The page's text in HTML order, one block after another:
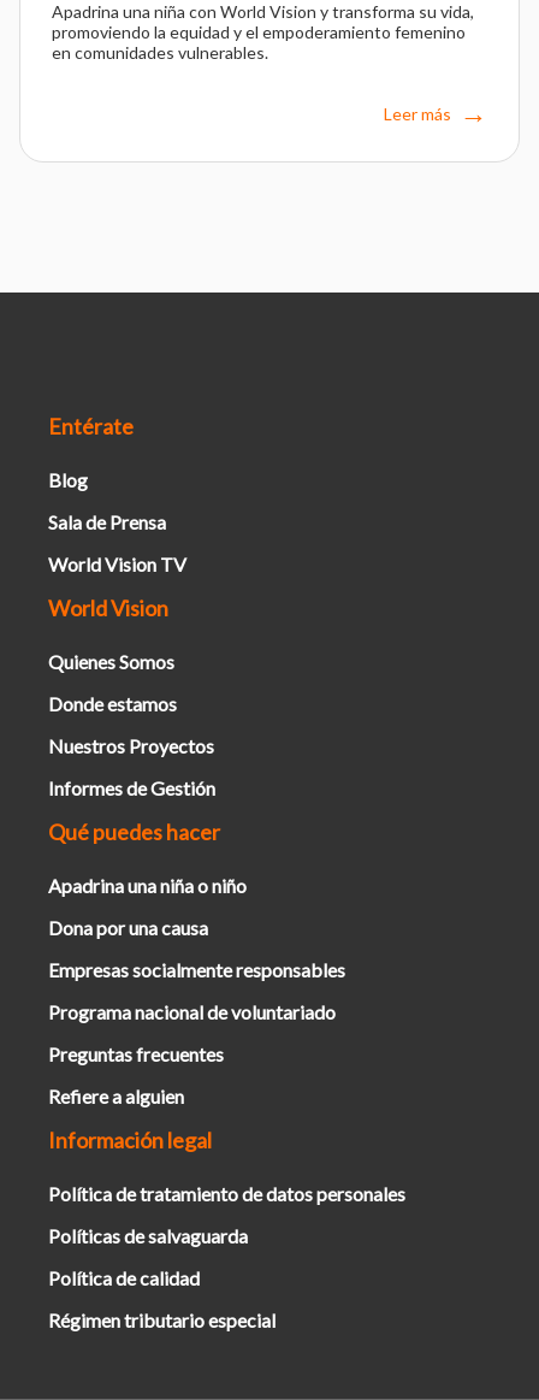
Apadrina una niña con World Vision y transforma su vida,
promoviendo la equidad y el empoderamiento femenino
en comunidades vulnerables.
Leer más
Entérate
Blog
Sala de Prensa
World Vision TV
World Vision
Quienes Somos
Donde estamos
Nuestros Proyectos
Informes de Gestión
Qué puedes hacer
Apadrina una niña o niño
Dona por una causa
Empresas socialmente responsables
Programa nacional de voluntariado
Preguntas frecuentes
Refiere a alguien
Información legal
Política de tratamiento de datos personales
Políticas de salvaguarda
Política de calidad
Régimen tributario especial